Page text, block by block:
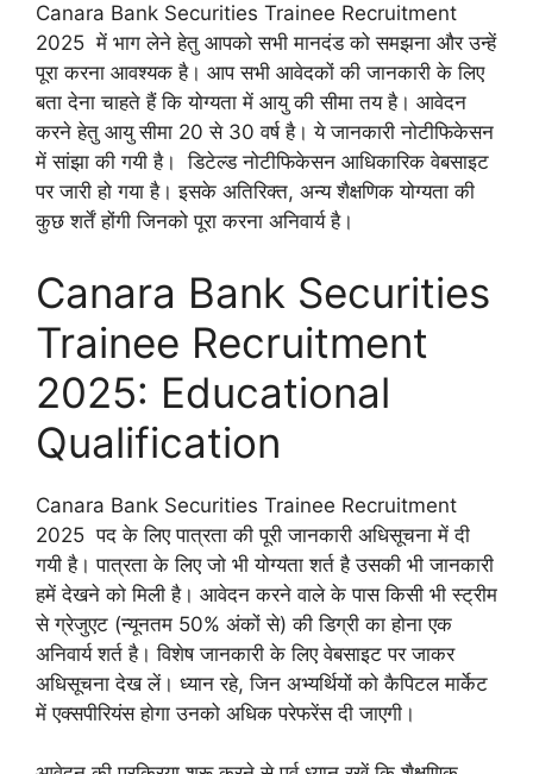
Canara Bank Securities Trainee Recruitment
2025 में भाग लेने हेतु आपको सभी मानदंड को समझना और उन्हें
पूरा करना आवश्यक है। आप सभी आवेदकों की जानकारी के लिए
बता देना चाहते हैं कि योग्यता में आयु की सीमा तय है। आवेदन
करने हेतु आयु सीमा 20 से 30 वर्ष है। ये जानकारी नोटीफिकेसन
में सांझा की गयी है। डिटेल्ड नोटीफिकेसन आधिकारिक वेबसाइट
पर जारी हो गया है। इसके अतिरिक्त, अन्य शैक्षणिक योग्यता की
कुछ शर्तें होंगी जिनको पूरा करना अनिवार्य है।
Canara Bank Securities
Trainee Recruitment
2025: Educational
Qualification
Canara Bank Securities Trainee Recruitment
2025 पद के लिए पात्रता की पूरी जानकारी अधिसूचना में दी
गयी है। पात्रता के लिए जो भी योग्यता शर्त है उसकी भी जानकारी
हमें देखने को मिली है। आवेदन करने वाले के पास किसी भी स्ट्रीम
से ग्रेजुएट (न्यूनतम 50% अंकों से) की डिग्री का होना एक
अनिवार्य शर्त है। विशेष जानकारी के लिए वेबसाइट पर जाकर
अधिसूचना देख लें। ध्यान रहे, जिन अभ्यर्थियों को कैपिटल मार्केट
में एक्सपीरियंस होगा उनको अधिक परेफरेंस दी जाएगी।